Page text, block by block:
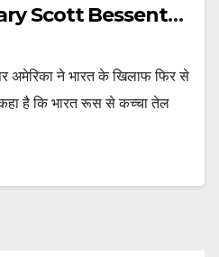
Scott Bessent
ntcppl
अमेरिका ने भारत के खिलाफ फिर से
कहा है कि भारत रूस से कच्चा तेल